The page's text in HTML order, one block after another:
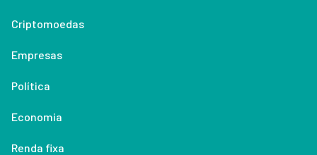
Criptomoedas
Empresas
Política
Economia
Renda fixa